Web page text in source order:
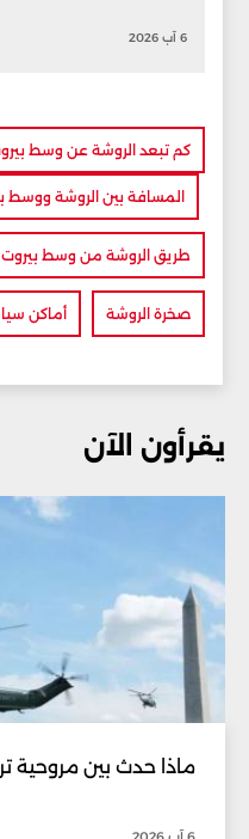
6 آب 2026
كم تبعد الروشة عن وسط
المسافة بين الروشة ووسط
طريق الروشة من وسط بيروت
صخرة الروشة أماكن
يقرأون الآن
ماذا حدث بين مروحية